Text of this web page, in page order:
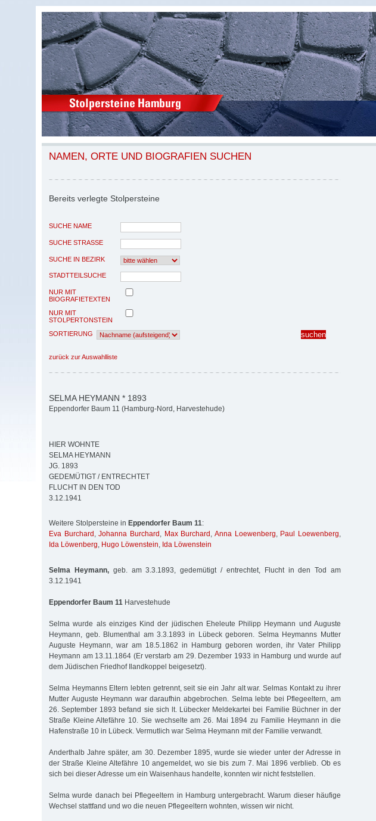
NAMEN, ORTE UND BIOGRAFIEN SUCHEN
Bereits verlegte Stolpersteine
SUCHE NAME
SUCHE STRASSE
SUCHE IN BEZIRK
STADTTEILSUCHE
NUR MIT
BIOGRAFIETEXTEN
NUR MIT
STOLPERTONSTEIN
SORTIERUNG
zurück zur Auswahlliste
SELMA HEYMANN * 1893
Eppendorfer Baum 11 (Hamburg-Nord, Harvestehude)
HIER WOHNTE
SELMA HEYMANN
JG. 1893
GEDEMÜTIGT / ENTRECHTET
FLUCHT IN DEN TOD
3.12.1941
Weitere Stolpersteine in Eppendorfer Baum 11:
Eva Burchard ,Johanna Burchard , Max Burchard ,Anna Loewenberg, Paul Loewenberg,
Ida Löwenberg, Hugo Löwenstein, Ida Löwenstein
Selma Heymann,geb. am 3.3.1893, gedemütigt / entrechtet, Flucht in den Tod am
3.12.1941
Eppendorfer Baum 11 Harvestehude
Selma wurde als einziges Kind der jüdischen Eheleute Philipp Heymann und Auguste
Heymann, geb. Blumenthal am 3.3.1893 in Lübeck geboren. Selma Heymanns Mutter
Auguste Heymann, war am 18.5.1862 in Hamburg geboren worden, ihr Vater Philipp
Heymann am 13.11.1864 (Er verstarb am 29. Dezember 1933 in Hamburg und wurde auf
dem Jüdischen Friedhof Ilandkoppel beigesetzt).
Selma Heymanns Eltern lebten getrennt, seit sie ein Jahr alt war. Selmas Kontakt zu ihrer
Mutter Auguste Heymann war daraufhin abgebrochen. Selma lebte bei Pflegeeltern, am
26. September 1893 befand sie sich lt. Lübecker Meldekartei bei Familie Büchner in der
Straße Kleine Altefähre 10. Sie wechselte am 26. Mai 1894 zu Familie Heymann in die
Hafenstraße 10 in Lübeck. Vermutlich war Selma Heymann mit der Familie verwandt.
Anderthalb Jahre später, am 30. Dezember 1895, wurde sie wieder unter der Adresse in
der Straße Kleine Altefähre 10 angemeldet, wo sie bis zum 7. Mai 1896 verblieb. Ob es
sich bei dieser Adresse um ein Waisenhaus handelte, konnten wir nicht feststellen.
Selma wurde danach bei Pflegeeltern in Hamburg untergebracht. Warum dieser häufige
Wechsel stattfand und wo die neuen Pflegeeltern wohnten, wissen wir nicht.